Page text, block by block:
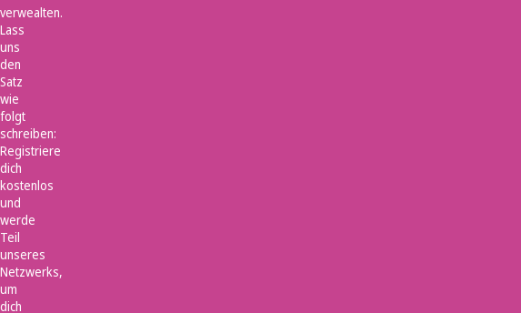
verwealten.
Lass
uns
den
Satz
wie
folgt
schreiben:
Registriere
dich
kostenlos
und
werde
Teil
unseres
Netzwerks,
um
dich